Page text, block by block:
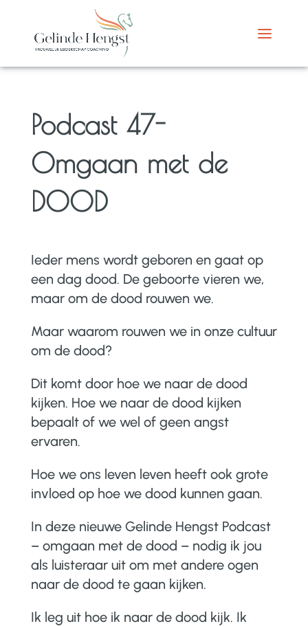
Podcast 47-
Omgaan met de
DOOD
Ieder mens wordt geboren en gaat op
een dag dood. De geboorte vieren we,
maar om de dood rouwen we.
Maar waarom rouwen we in onze cultuur
om de dood?
Dit komt door hoe we naar de dood
kijken. Hoe we naar de dood kijken
bepaalt of we wel of geen angst
ervaren.
Hoe we ons leven leven heeft ook grote
invloed op hoe we dood kunnen gaan.
In deze nieuwe Gelinde Hengst Podcast
– omgaan met de dood – nodig ik jou
als luisteraar uit om met andere ogen
naar de dood te gaan kijken.
Ik leg uit hoe ik naar de dood kijk. Ik